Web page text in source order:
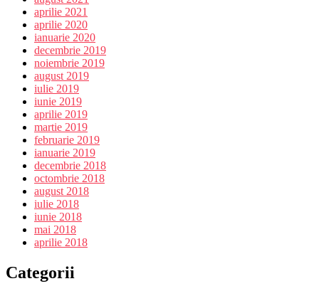
aprilie 2021
aprilie 2020
ianuarie 2020
decembrie 2019
noiembrie 2019
august 2019
iulie 2019
iunie 2019
aprilie 2019
martie 2019
februarie 2019
ianuarie 2019
decembrie 2018
octombrie 2018
august 2018
iulie 2018
iunie 2018
mai 2018
aprilie 2018
Categorii